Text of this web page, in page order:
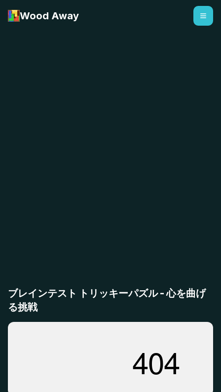
Wood Away
ブレインテスト トリッキーパズル - 心を曲げ
る挑戦